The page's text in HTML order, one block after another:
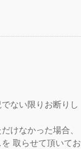
ない限りお断りし
けなかった場合、
取らせて頂いてお